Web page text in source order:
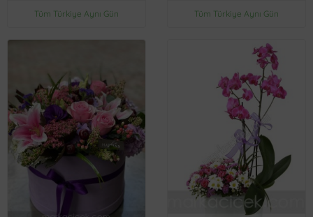
Tüm Türkiye Aynı Gün Tüm Türkiye Aynı Gün